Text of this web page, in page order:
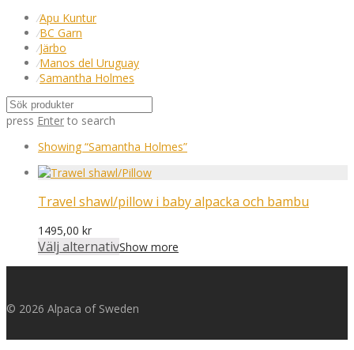
⁄Apu Kuntur
⁄BC Garn
⁄Järbo
⁄Manos del Uruguay
⁄Samantha Holmes
press Enter to search
Showing “Samantha Holmes”
Travel shawl/pillow i baby alpacka och bambu
1495,00 kr
Välj alternativShow more
© 2026 Alpaca of Sweden